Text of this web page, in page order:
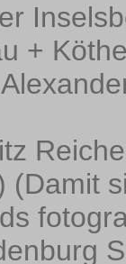
+
(Damit